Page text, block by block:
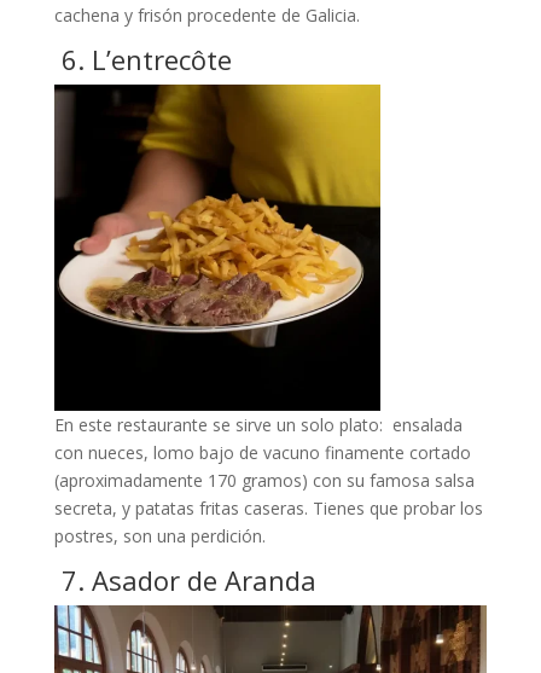
cachena y frisón procedente de Galicia.
6. L’entrecôte
En este restaurante se sirve un solo plato: ensalada
con nueces, lomo bajo de vacuno finamente cortado
(aproximadamente 170 gramos) con su famosa salsa
secreta, y patatas fritas caseras. Tienes que probar los
postres, son una perdición.
7. Asador de Aranda